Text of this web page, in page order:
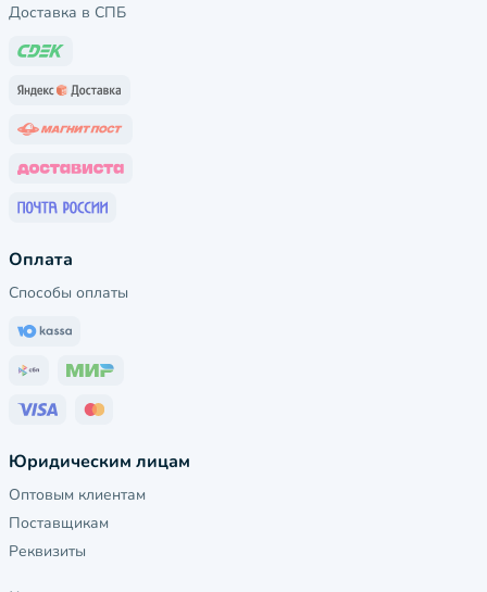
Доставка в СПБ
Оплата
Способы оплаты
Юридическим лицам
Оптовым клиентам
Поставщикам
Реквизиты